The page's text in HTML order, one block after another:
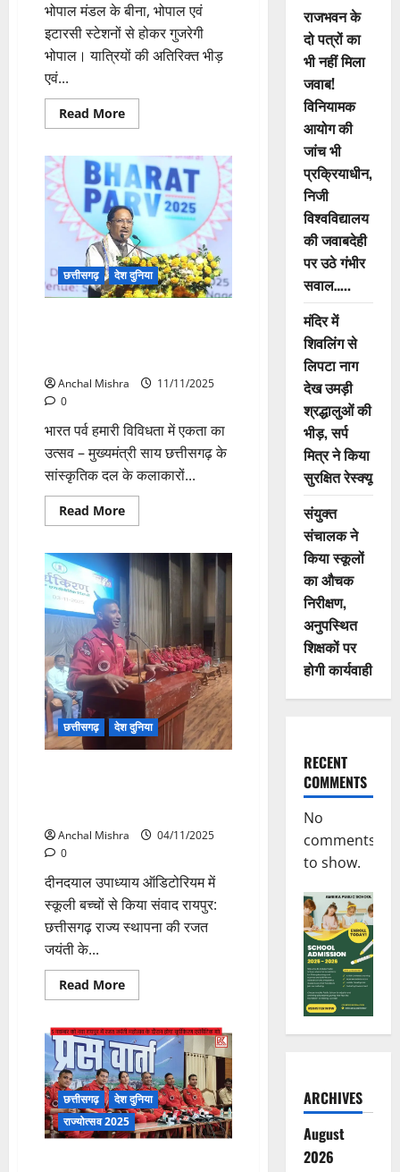
भोपाल मंडल के बीना, भोपाल एवं
इटारसी स्टेशनों से होकर गुजरेगी
भोपाल। यात्रियों की अतिरिक्त भीड़
एवं...
Read MoreRead
more
सेंट्रल–
तिरुच्चिरापल्ली
के
मध्य
विशेष
गाड़ी
का
संचालन
छत्तीसगढ़ देश दुनिया
Anchal Mishra
11/11/2025
0
भारत पर्व हमारी विविधता में एकता का
उत्सव – मुख्यमंत्री साय छत्तीसगढ़ के
सांस्कृतिक दल के कलाकारों...
Read MoreRead
more
पटेल
की
150वीं
जयंती
वर्ष
पर
आयोजित
भारत
पर्व
में
शामिल
हुए
छत्तीसगढ़
के
CM
छत्तीसगढ़ देश दुनिया
Anchal Mishra
04/11/2025
0
दीनदयाल उपाध्याय ऑडिटोरियम में
स्कूली बच्चों से किया संवाद रायपुर:
छत्तीसगढ़ राज्य स्थापना की रजत
जयंती के...
Read MoreRead
more
एरोबैटिक
टीम
बच्चों
से
की
मुलाकात,
दी
प्रेरणा
छत्तीसगढ़
देश दुनिया
राज्योत्सव 2025
राजभवन के
दो पत्रों का
भी नहीं मिला
जवाब!
विनियामक
आयोग की
जांच भी
प्रक्रियाधीन,
निजी
विश्वविद्यालय
की जवाबदेही
पर उठे गंभीर
सवाल…..
मंदिर में
शिवलिंग से
लिपटा नाग
देख उमड़ी
श्रद्धालुओं की
भीड़, सर्प
मित्र ने किया
सुरक्षित रेस्क्यू
संयुक्त
संचालक ने
किया स्कूलों
का औचक
निरीक्षण,
अनुपस्थित
शिक्षकों पर
होगी कार्यवाही
RECENT
COMMENTS
No
comments
to show.
ARCHIVES
August
2026